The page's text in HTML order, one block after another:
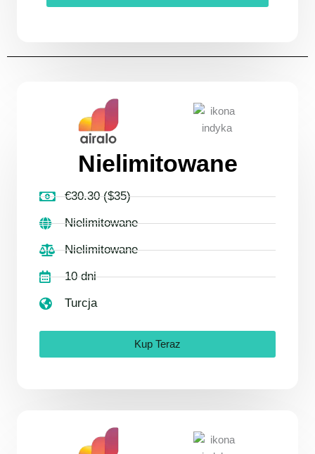
Nielimitowane
€30.30 ($35)
Nielimitowane
Nielimitowane
10 dni
Turcja
Kup Teraz